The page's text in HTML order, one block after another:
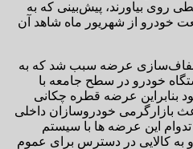
بیاورند، پیش‌بینی که به
خودرو از شهریور ماه شاهد آن
شفاف‌سازی عرضه سبب شد که به
خودرو در سطح جامعه با
بنابراین عرضه قطره چکانی
بازارگرمی خودروسازان داخلی
این عرضه ها با سیستم
کالایی در دسترس برای عموم